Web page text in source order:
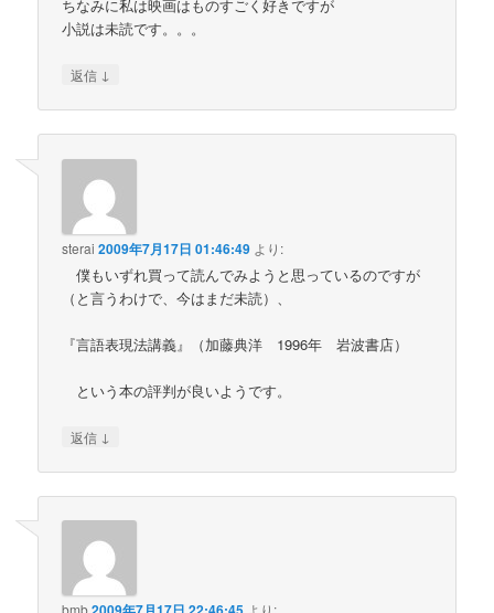
ちなみに私は映画はものすごく好きですが
小説は未読です。。。
返信 ↓
sterai 2009年7月17日 01:46:49 より:
僕もいずれ買って読んでみようと思っているのですが
（と言うわけで、今はまだ未読）、
『言語表現法講義』（加藤典洋 1996年 岩波書店）
という本の評判が良いようです。
返信 ↓